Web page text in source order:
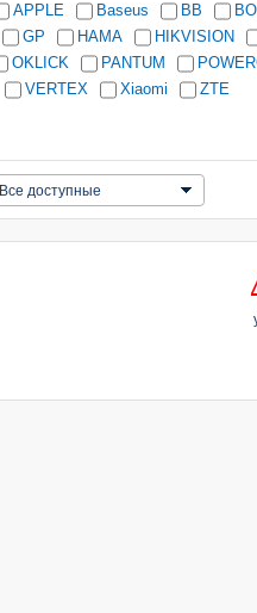
APPLE Baseus BB
GP HAMA HIKVISION
OKLICK PANTUM
VERTEX Xiaomi ZTE
Все доступные